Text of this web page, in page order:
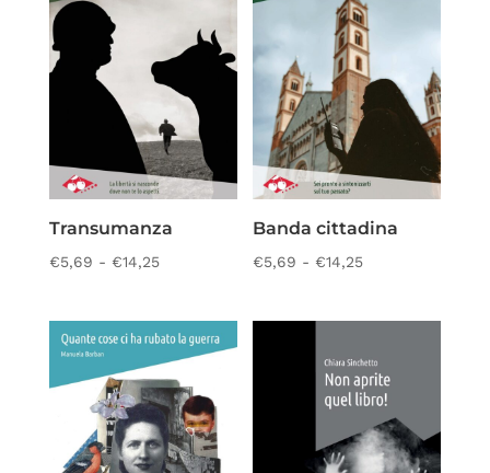
Transumanza
€5,69 - €14,25Fascia
prezzo:
da
a
€14,25
Banda cittadina
€5,69 - €14,25Fascia
prezzo:
€5,69
a
€14,25